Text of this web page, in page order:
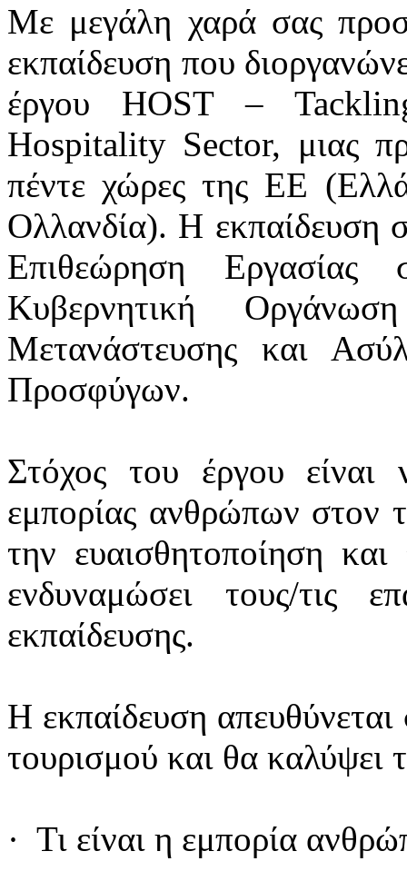
Με μεγάλη χαρά σας
εκπαίδευση που
έργου HOST –
Hospitality Sector, μιας
πέντε χώρες της ΕΕ
Ολλανδία). Η εκπαίδευση
Επιθεώρηση
Κυβερνητική
Μετανάστευσης και
Προσφύγων.
Στόχος του έργου είναι
εμπορίας ανθρώπων στον
την ευαισθητοποίηση
ενδυναμώσει τους/τις
εκπαίδευσης.
Η εκπαίδευση απευθύνεται
τουρισμού και θα καλύψει
· Τι είναι η εμπορία